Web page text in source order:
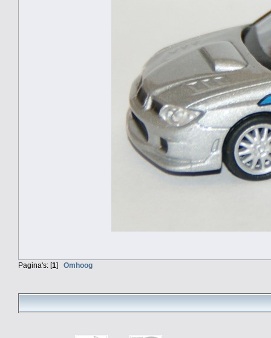
Pagina's: [1] Omhoog